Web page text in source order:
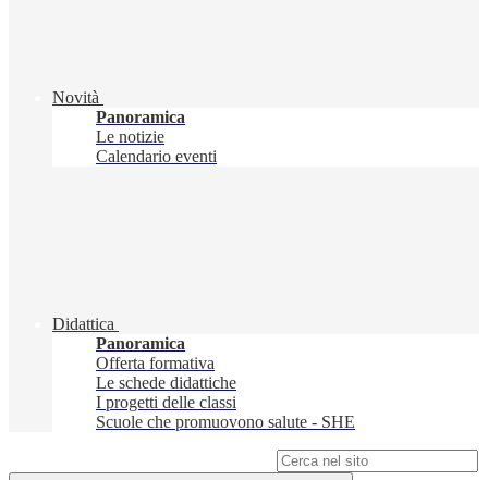
Novità
Panoramica
Le notizie
Calendario eventi
Didattica
Panoramica
Offerta formativa
Le schede didattiche
I progetti delle classi
Scuole che promuovono salute - SHE